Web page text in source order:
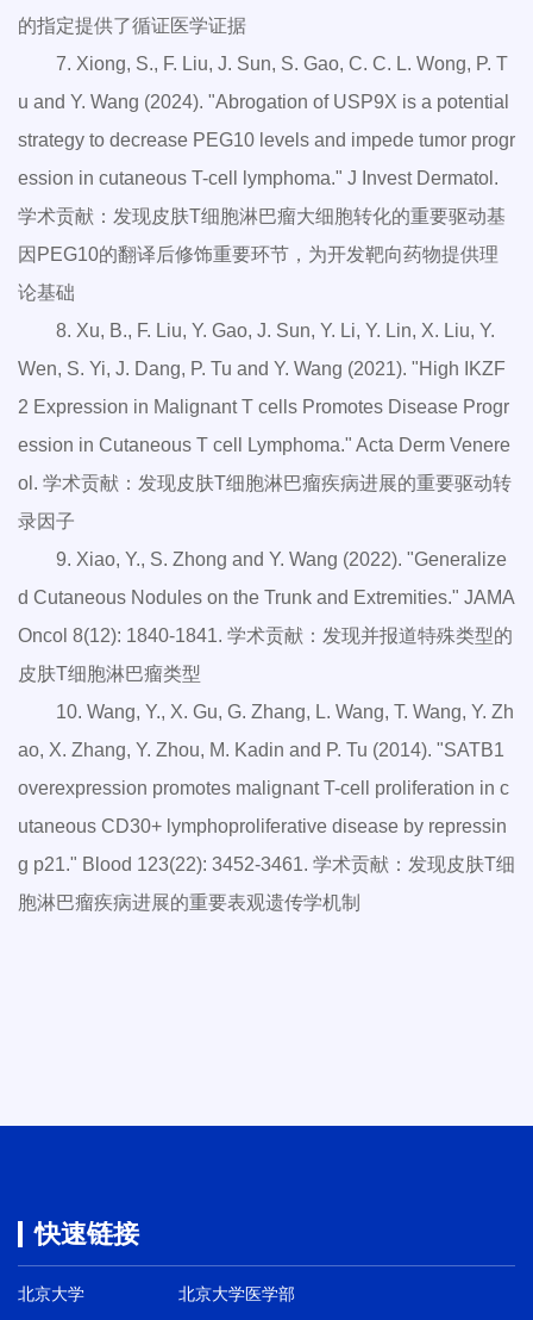
的指定提供了循证医学证据
7. Xiong, S., F. Liu, J. Sun, S. Gao, C. C. L. Wong, P. T
u and Y. Wang (2024). "Abrogation of USP9X is a potential
strategy to decrease PEG10 levels and impede tumor progr
ession in cutaneous T-cell lymphoma." J Invest Dermatol.
学术贡献：发现皮肤T细胞淋巴瘤大细胞转化的重要驱动基
因PEG10的翻译后修饰重要环节，为开发靶向药物提供理
论基础
8. Xu, B., F. Liu, Y. Gao, J. Sun, Y. Li, Y. Lin, X. Liu, Y.
Wen, S. Yi, J. Dang, P. Tu and Y. Wang (2021). "High IKZF
2 Expression in Malignant T cells Promotes Disease Progr
ession in Cutaneous T cell Lymphoma." Acta Derm Venere
ol. 学术贡献：发现皮肤T细胞淋巴瘤疾病进展的重要驱动转
录因子
9. Xiao, Y., S. Zhong and Y. Wang (2022). "Generalize
d Cutaneous Nodules on the Trunk and Extremities." JAMA
Oncol 8(12): 1840-1841. 学术贡献：发现并报道特殊类型的
皮肤T细胞淋巴瘤类型
10. Wang, Y., X. Gu, G. Zhang, L. Wang, T. Wang, Y. Zh
ao, X. Zhang, Y. Zhou, M. Kadin and P. Tu (2014). "SATB1
overexpression promotes malignant T-cell proliferation in c
utaneous CD30+ lymphoproliferative disease by repressin
g p21." Blood 123(22): 3452-3461. 学术贡献：发现皮肤T细
胞淋巴瘤疾病进展的重要表观遗传学机制
快速链接
北京大学 北京大学医学部